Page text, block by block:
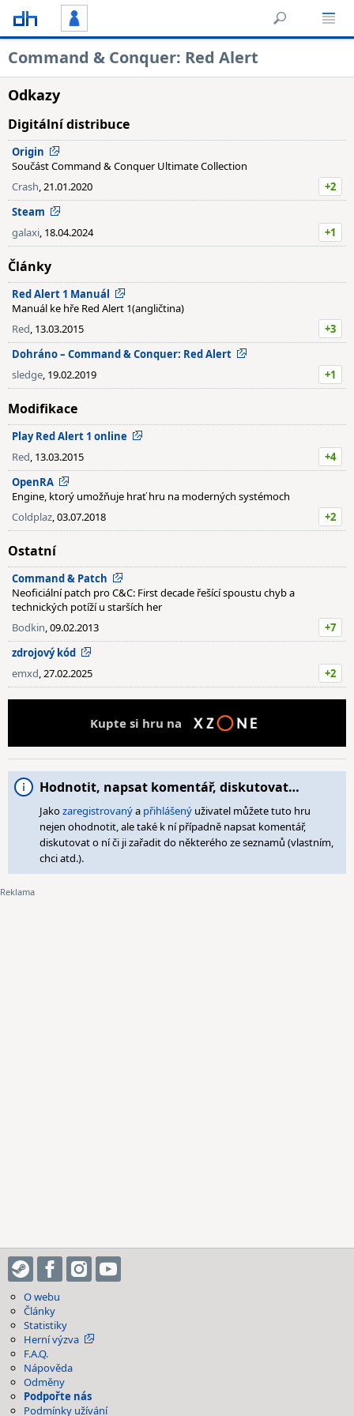
Command & Conquer: Red Alert
Odkazy
Digitální distribuce
Origin
Součást Command & Conquer Ultimate Collection
Crash, 21.01.2020
+2
Steam
galaxi, 18.04.2024 +1
Články
Red Alert 1 Manuál
Manuál ke hře Red Alert 1(angličtina)
Red, 13.03.2015
+3
Dohráno – Command & Conquer: Red Alert
sledge, 19.02.2019 +1
Modifikace
Play Red Alert 1 online
Red, 13.03.2015
+4
OpenRA
Engine, ktorý umožňuje hrať hru na moderných systémoch
Coldplaz, 03.07.2018 +2
Ostatní
Command & Patch
Neoficiální patch pro C&C: First decade řešící spoustu chyb a
technických potíží u starších her
Bodkin, 09.02.2013
+7
zdrojový kód
emxd, 27.02.2025 +2
Kupte si hru na
Hodnotit, napsat komentář, diskutovat…
Jakozaregistrovanýa přihlášený uživatel můžete tuto hru
nejen ohodnotit, ale také k ní případně napsat komentář,
diskutovat o ní či ji zařadit do některého ze seznamů (vlastním,
chci atd.).
O webu
Články
Statistiky
Herní výzva
F.A.Q.
Nápověda
Odměny
Podpořte nás
Podmínky užívání